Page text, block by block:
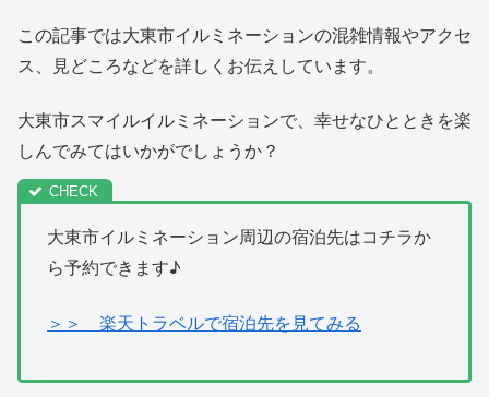
この記事では大東市イルミネーションの混雑情報やアクセ
ス、見どころなどを詳しくお伝えしています。
大東市スマイルイルミネーションで、幸せなひとときを楽
しんでみてはいかがでしょうか？
大東市イルミネーション周辺の宿泊先はコチラか
ら予約できます♪
＞＞ 楽天トラベルで宿泊先を見てみる